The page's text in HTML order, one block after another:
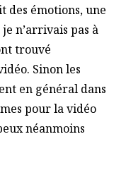
des émotions, une
n’arrivais pas à
trouvé
Sinon les
en général dans
pour la vidéo
néanmoins